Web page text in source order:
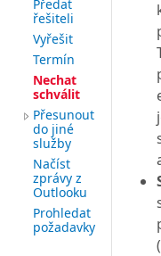
Předat
řešiteli
Vyřešit
Termín
Nechat
schválit
Přesunout
do jiné
služby
Načíst
zprávy z
Outlooku
Prohledat
požadavky